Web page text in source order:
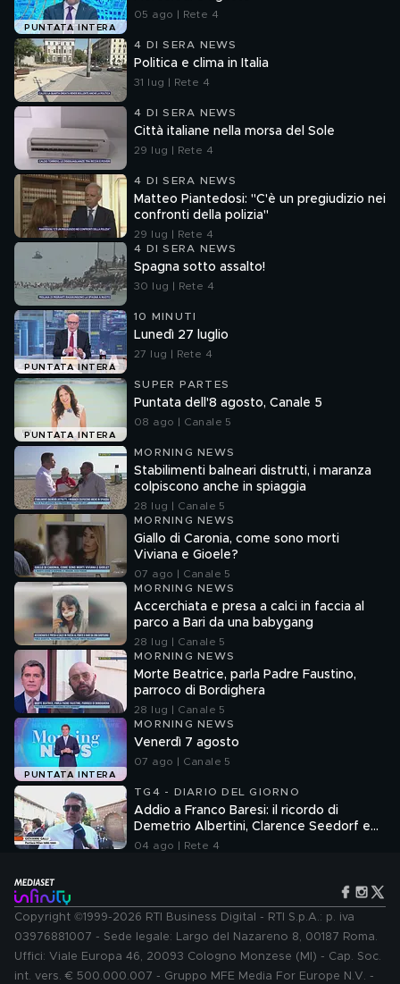
PUNTATA INTERA
05 ago | Rete 4
4 DI SERA NEWS
Politica e clima in Italia
31 lug | Rete 4
4 DI SERA NEWS
Città italiane nella morsa del Sole
29 lug | Rete 4
4 DI SERA NEWS
Matteo Piantedosi: "C'è un pregiudizio nei
confronti della polizia"
29 lug | Rete 4
4 DI SERA NEWS
Spagna sotto assalto!
30 lug | Rete 4
PUNTATA INTERA
10 MINUTI
Lunedì 27 luglio
27 lug | Rete 4
PUNTATA INTERA
SUPER PARTES
Puntata dell'8 agosto, Canale 5
08 ago | Canale 5
MORNING NEWS
Stabilimenti balneari distrutti, i maranza
colpiscono anche in spiaggia
28 lug | Canale 5
MORNING NEWS
Giallo di Caronia, come sono morti
Viviana e Gioele?
07 ago | Canale 5
MORNING NEWS
Accerchiata e presa a calci in faccia al
parco a Bari da una babygang
28 lug | Canale 5
MORNING NEWS
Morte Beatrice, parla Padre Faustino,
parroco di Bordighera
28 lug | Canale 5
PUNTATA INTERA
MORNING NEWS
Venerdì 7 agosto
07 ago | Canale 5
TG4 - DIARIO DEL GIORNO
Addio a Franco Baresi: il ricordo di
Demetrio Albertini, Clarence Seedorf e
Giovanni Galli
04 ago | Rete 4
Copyright ©1999-2026 RTI Business Digital - RTI S.p.A.: p. iva
03976881007 - Sede legale: Largo del Nazareno 8, 00187 Roma.
Uffici: Viale Europa 46, 20093 Cologno Monzese (MI) - Cap. Soc.
int. vers. € 500.000.007 - Gruppo MFE Media For Europe N.V. -